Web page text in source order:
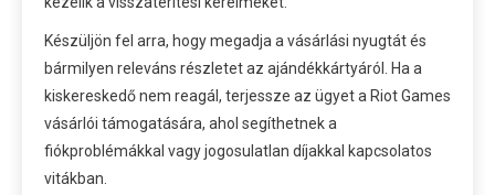
Készüljön fel arra, hogy megadja a vásárlási nyugtát és
bármilyen releváns részletet az ajándékkártyáról. Ha a
kiskereskedő nem reagál, terjessze az ügyet a Riot Games
vásárlói támogatására, ahol segíthetnek a
fiókproblémákkal vagy jogosulatlan díjakkal kapcsolatos
vitákban.